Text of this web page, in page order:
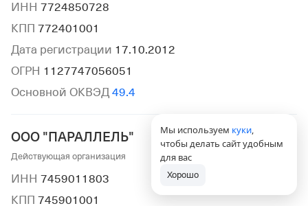
ИНН 7724850728
КПП 772401001
Дата регистрации 17.10.2012
ОГРН 1127747056051
Основной ОКВЭД 49.4
ООО "ПАРАЛЛЕЛЬ"
Действующая организация
ИНН 7459011803
КПП 745901001
Мы используем куки,
чтобы делать сайт удобным
для вас
Хорошо